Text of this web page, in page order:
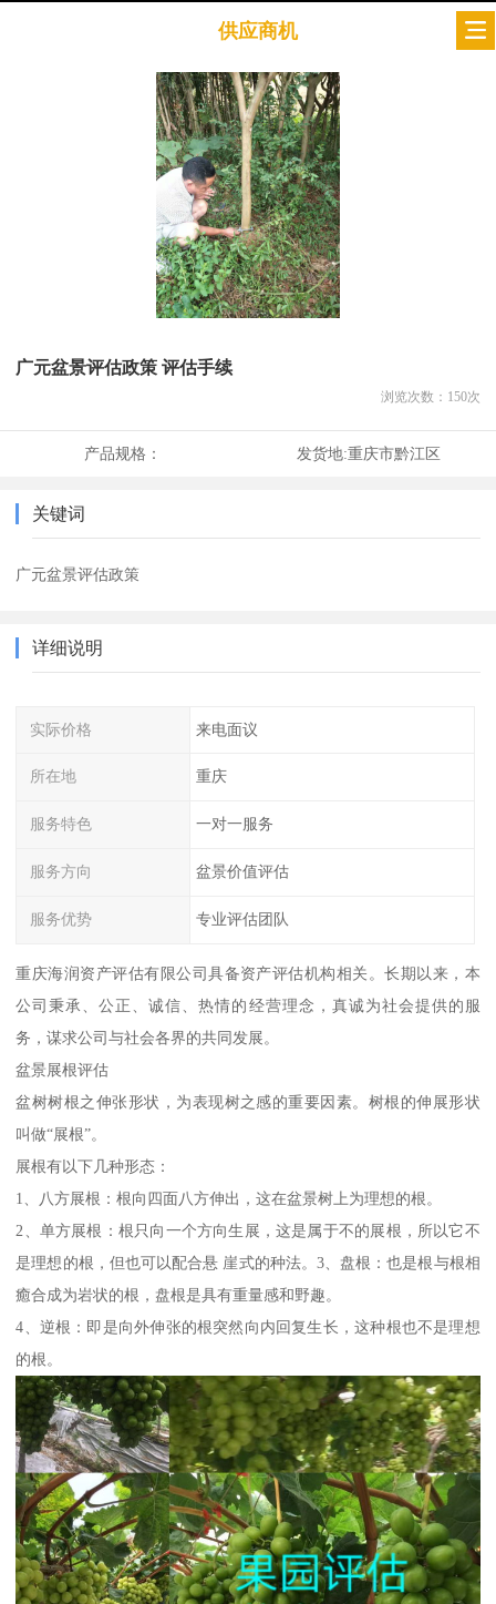
供应商机
广元盆景评估政策 评估手续
浏览次数： 150次
产品规格： 发货地:重庆市黔江区
关键词
广元盆景评估政策
详细说明
实际价格 来电面议
所在地 重庆
服务特色 一对一服务
服务方向 盆景价值评估
服务优势 专业评估团队
重庆海润资产评估有限公司具备资产评估机构相关。长期以来，本
公司秉承、公正、诚信、热情的经营理念，真诚为社会提供的服
务，谋求公司与社会各界的共同发展。
盆景展根评估
盆树树根之伸张形状，为表现树之感的重要因素。树根的伸展形状
叫做“展根”。
展根有以下几种形态：
1、八方展根：根向四面八方伸出，这在盆景树上为理想的根。
2、单方展根：根只向一个方向生展，这是属于不的展根，所以它不
是理想的根，但也可以配合悬 崖式的种法。3、盘根：也是根与根相
癒合成为岩状的根，盘根是具有重量感和野趣。
4、逆根：即是向外伸张的根突然向内回复生长，这种根也不是理想
的根。